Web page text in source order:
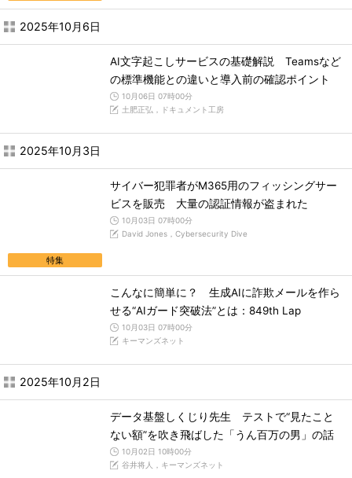
2025年10月6日
AI文字起こしサービスの基礎解説 Teamsなど
の標準機能との違いと導入前の確認ポイント
10月06日 07時00分
土肥正弘，ドキュメント工房
2025年10月3日
特集
サイバー犯罪者がM365用のフィッシングサー
ビスを販売 大量の認証情報が盗まれた
10月03日 07時00分
David Jones，Cybersecurity Dive
こんなに簡単に？ 生成AIに詐欺メールを作ら
せる“AIガード突破法”とは：849th Lap
10月03日 07時00分
キーマンズネット
2025年10月2日
データ基盤しくじり先生 テストで“見たこと
ない額”を吹き飛ばした「うん百万の男」の話
10月02日 10時00分
谷井将人，キーマンズネット